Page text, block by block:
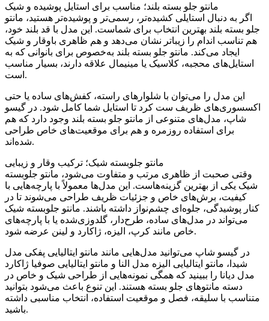
مانتو جلو بسته بلند؛ مناسب برای استایل پوشیده و شیک
اگر به دنبال استایلی کشیده‌تر، رسمی‌تر و پوشیده‌تر هستید، مانتو
جلو بسته بلند بهترین انتخاب برای شماست. این مدل با قد بلند خود،
هم تناسب اندام را زیباتر نشان می‌دهد و هم ظاهری باوقار و شیک
ایجاد می‌کند. مانتو جلو بسته بلند به‌خصوص برای بانوانی که به
استایل‌های محجبه، کلاسیک یا مینیمال علاقه دارند، بسیار مناسب
است.
این مدل را می‌توان با شلوارهای راسته، کفش‌های ساده یا حتی
اکسسوری‌های ظریف ست کرد تا استایل شما کامل شود. در گیسو
شاپ، مدل‌های متنوعی از مانتو جلو بسته بلند وجود دارد که هم
برای استفاده روزمره و هم برای موقعیت‌های خاص طراحی
شده‌اند.
مانتو جلوبسته شیک؛ ترکیب وقار و زیبایی
وقتی صحبت از ظاهری مرتب و متفاوت می‌شود، مانتو جلوبسته
شیک یکی از بهترین گزینه‌هاست. این مدل‌ها معمولاً با پارچه‌هایی با
کیفیت، برش‌های خاص و جزئیات ظریف طراحی می‌شوند تا در
کنار پوشیدگی، جلوه‌ای چشم‌نواز داشته باشند. مانتو جلوبسته شیک
می‌تواند در مدل‌های ساده، طرح‌دار، گلدوزی‌شده یا با پارچه‌های
خاص مانند کرپ، الیزه، ژاکارد و لینن عرضه شود.
در گیسو شاپ می‌توانید مدل‌هایی مانند مانتو ایتالیایی پفکی مدل
شیدا، مانتو ایتالیایی الیزه مدل النا و مانتو ایتالیایی صوفیا ژاکارد
مدل دیانا را ببینید که همگی نمونه‌هایی از طراحی شیک و خاص در
دسته مانتوهای جلو بسته هستند. این تنوع باعث می‌شود بتوانید
متناسب با سلیقه، فصل و موقعیت استفاده، انتخاب مناسبی داشته
باشید.